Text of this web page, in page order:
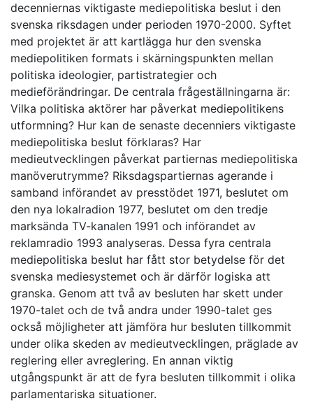
decenniernas viktigaste mediepolitiska beslut i den
svenska riksdagen under perioden 1970-2000. Syftet
med projektet är att kartlägga hur den svenska
mediepolitiken formats i skärningspunkten mellan
politiska ideologier, partistrategier och
medieförändringar. De centrala frågeställningarna är:
Vilka politiska aktörer har påverkat mediepolitikens
utformning? Hur kan de senaste decenniers viktigaste
mediepolitiska beslut förklaras? Har
medieutvecklingen påverkat partiernas mediepolitiska
manöverutrymme? Riksdagspartiernas agerande i
samband införandet av presstödet 1971, beslutet om
den nya lokalradion 1977, beslutet om den tredje
marksända TV-kanalen 1991 och införandet av
reklamradio 1993 analyseras. Dessa fyra centrala
mediepolitiska beslut har fått stor betydelse för det
svenska mediesystemet och är därför logiska att
granska. Genom att två av besluten har skett under
1970-talet och de två andra under 1990-talet ges
också möjligheter att jämföra hur besluten tillkommit
under olika skeden av medieutvecklingen, präglade av
reglering eller avreglering. En annan viktig
utgångspunkt är att de fyra besluten tillkommit i olika
parlamentariska situationer.